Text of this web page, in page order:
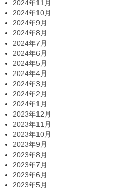
2024年11月
2024年10月
2024年9月
2024年8月
2024年7月
2024年6月
2024年5月
2024年4月
2024年3月
2024年2月
2024年1月
2023年12月
2023年11月
2023年10月
2023年9月
2023年8月
2023年7月
2023年6月
2023年5月